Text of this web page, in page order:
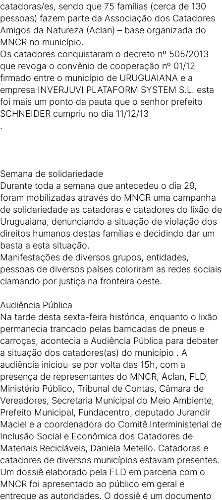
catadoras/es, sendo que 75 famílias (cerca de 130
pessoas) fazem parte da Associação dos Catadores
Amigos da Natureza (Aclan) – base organizada do
MNCR no município.
Os catadores conquistaram o decreto nº 505/2013
que revoga o convênio de cooperação nº 01/12
firmado entre o município de URUGUAIANA e a
empresa INVERJUVI PLATAFORM SYSTEM S.L. esta
foi mais um ponto da pauta que o senhor prefeito
SCHNEIDER cumpriu no dia 11/12/13
.
Semana de solidariedade
Durante toda a semana que antecedeu o dia 29,
foram mobilizadas através do MNCR uma campanha
de solidariedade as catadoras e catadores do lixão de
Uruguaiana, denunciando a situação de violação dos
direitos humanos destas famílias e decidindo dar um
basta a esta situação.
Manifestações de diversos grupos, entidades,
pessoas de diversos países coloriram as redes sociais
clamando por justiça na fronteira oeste.
Audiência Pública
Na tarde desta sexta-feira histórica, enquanto o lixão
permanecia trancado pelas barricadas de pneus e
carroças, acontecia a Audiência Pública para debater
a situação dos catadores(as) do município . A
audiência iniciou-se por volta das 15h, com a
presença de representantes do MNCR, Aclan, FLD,
Ministério Público, Tribunal de Contas, Câmara de
Vereadores, Secretaria Municipal do Meio Ambiente,
Prefeito Municipal, Fundacentro, deputado Jurandir
Maciel e a coordenadora do Comitê Interministerial de
Inclusão Social e Econômica dos Catadores de
Materiais Recicláveis, Daniela Metello. Catadoras e
catadores de diversos municípios estavam presentes.
Um dossiê elaborado pela FLD em parceria com o
MNCR foi apresentado ao público em geral e
entregue as autoridades. O dossiê é um documento